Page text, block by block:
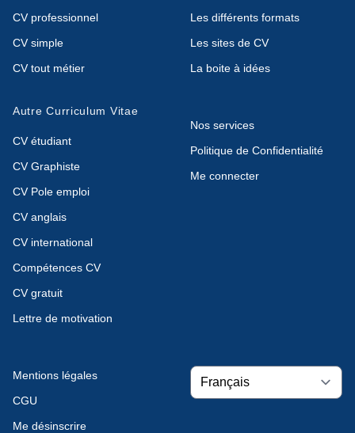
CV professionnel
CV simple
CV tout métier
Les différents formats
Les sites de CV
La boite à idées
Autre Curriculum Vitae
CV étudiant
CV Graphiste
CV Pole emploi
CV anglais
CV international
Compétences CV
CV gratuit
Lettre de motivation
Nos services
Politique de Confidentialité
Me connecter
Mentions légales
CGU
Me désinscrire